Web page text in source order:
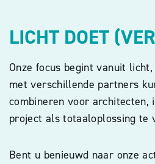
LICHT DOET
Onze focus begint vanuit
met verschillende partners
combineren voor
project als totaaloplossing te
Bent u benieuwd naar onze